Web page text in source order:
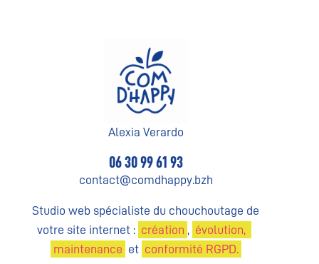
Alexia Verardo
06309961 93
contact@comdhappy.bzh
Studio web spécialiste du chouchoutage de
votre site internet : création , évolution,
maintenance et conformité RGPD.